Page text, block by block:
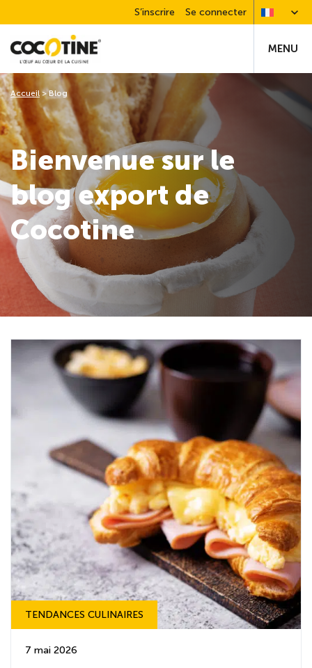
S’inscrire Se connecter
MENU
Bienvenue sur le
blog export de
Cocotine
Accueil >Blog
TENDANCES CULINAIRES
7 mai 2026